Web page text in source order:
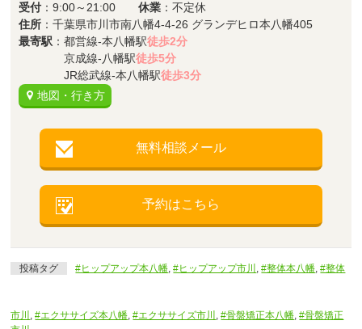
受付 ：9:00～21:00休業 ：不定休
住所 ：千葉県市川市南八幡4-4-26 グランデヒロ本八幡405
最寄駅 ：都営線-本八幡駅徒歩2分
京成線-八幡駅徒歩5分
JR総武線-本八幡駅徒歩3分
地図・行き方
無料相談メール
予約はこちら
投稿タグ #ヒップアップ本八幡,#ヒップアップ市川 ,#整体本八幡,#整体
市川 ,#エクササイズ本八幡,#エクササイズ市川 ,#骨盤矯正本八幡,#骨盤矯正